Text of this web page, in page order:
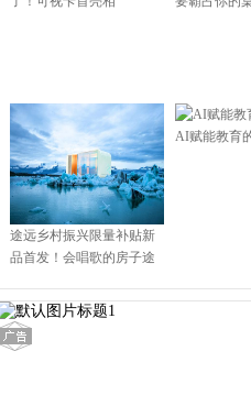
途远乡村振兴限量补贴新
品首发！会唱歌的房子途
AI赋能教育